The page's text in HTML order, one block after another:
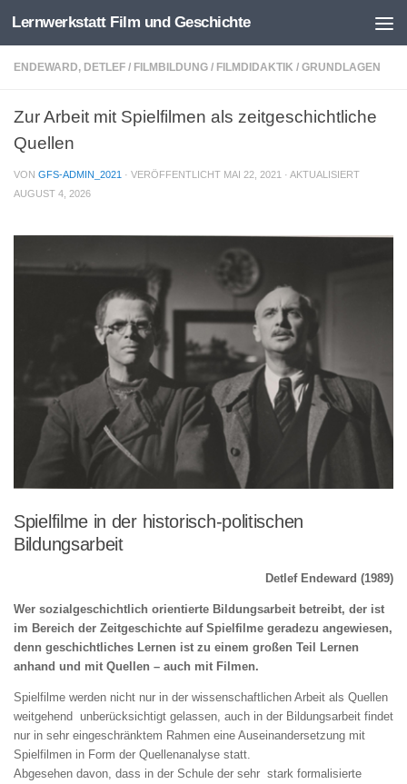
Zum Inhalt springen
Lernwerkstatt Film und Geschichte
ENDEWARD, DETLEF / FILMBILDUNG / FILMDIDAKTIK / GRUNDLAGEN
Zur Arbeit mit Spielfilmen als zeitgeschichtliche
Quellen
VON GFS-ADMIN_2021 · VERÖFFENTLICHT MAI 22, 2021 · AKTUALISIERT
AUGUST 4, 2026
Spielfilme in der historisch-politischen
Bildungsarbeit
Detlef Endeward (1989)
Wer sozialgeschichtlich orientierte Bildungsarbeit betreibt, der ist
im Bereich der Zeitgeschichte auf Spielfilme geradezu ange­wiesen,
denn geschichtliches Lernen ist zu einem großen Teil Lernen
anhand und mit Quellen – auch mit Filmen.
Spielfilme werden nicht nur in der wissenschaftlichen Arbeit als Quellen
weitgehend unberücksichtigt gelassen, auch in der Bildungsarbeit findet
nur in sehr eingeschränktem Rahmen eine Auseinandersetzung mit
Spielfilmen in Form der Quellenanalyse statt.
Abgesehen davon, dass in der Schule der sehr stark formalisierte